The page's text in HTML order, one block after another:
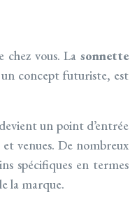
vous. La sonnette
concept futuriste, est
un point d’entrée
venues. De nombreux
spécifiques en termes
la marque.